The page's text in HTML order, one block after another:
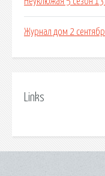
Журнал дом 2
Links